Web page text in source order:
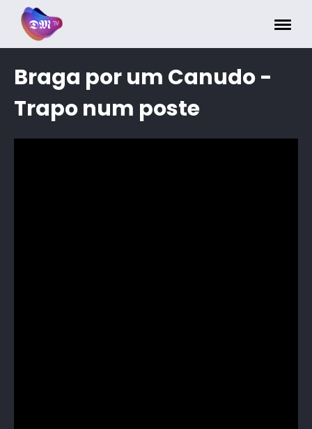
Braga por um Canudo -
Trapo num poste
Painel de Gerenciamento de Cookies